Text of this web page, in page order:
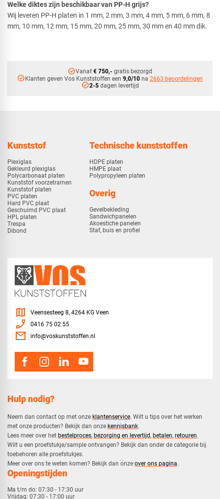
Welke diktes zijn beschikbaar van PP-H grijs?
Wij leveren PP-H platen in 1 mm, 2 mm, 3 mm, 4 mm, 5 mm, 6 mm, 8
mm, 10 mm, 12 mm, 15 mm, 20 mm, 25 mm, 30 mm en 40 mm dik.
check_circleVanaf€ 750,- gratis bezorgd
check_circleKlanten geven Vos Kunststoffen een 9,0/10 na 2663 beoordelingen
check_circle2-5dagen levertijd
Kunststof
Plexiglas
Gekleurd plexiglas
Polycarbonaat platen
Kunststof voorzetramen
Kunststof platen
PVC platen
Hard PVC plaat
Geschuimd PVC plaat
HPL platen
Trespa
Dibond
Technische kunststoffen
HDPE platen
HMPE plaat
Polypropyleen platen
Overig
Gevelbekleding
Sandwichpanelen
Akoestiche panelen
Staf, buis en profiel
Hulp nodig?
Neem dan contact op met onze klantenservice. Wilt u tips over het werken
met onze producten? Bekijk dan onze kennisbank.
​Lees meer over het bestelproces, bezorging en levertijd, betalen, retouren.​
​Wilt u een proefstukje/sample ontvangen? Bekijk dan onder de categorie bij
toebehoren alle proefstukjes.
​​Meer over ons te weten komen? Bekijk dan onze over ons pagina.
Openingstijden
Ma t/m do: 07:30 - 17:30 uur
Vrijdag: 07:30 - 17:00 uur
map Veensesteeg 8, 4264 KG Veen
phone_enabled 0416 75 02 55
mail info@voskunststoffen.nl